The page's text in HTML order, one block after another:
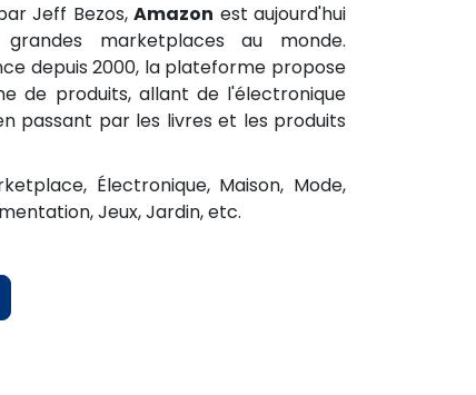
Jeff Bezos, Amazon est aujourd'hui
marketplaces au monde.
depuis 2000, la plateforme propose
de produits, allant de l'électronique
passant par les livres et les produits
Électronique, Maison, Mode,
Jeux, Jardin, etc.